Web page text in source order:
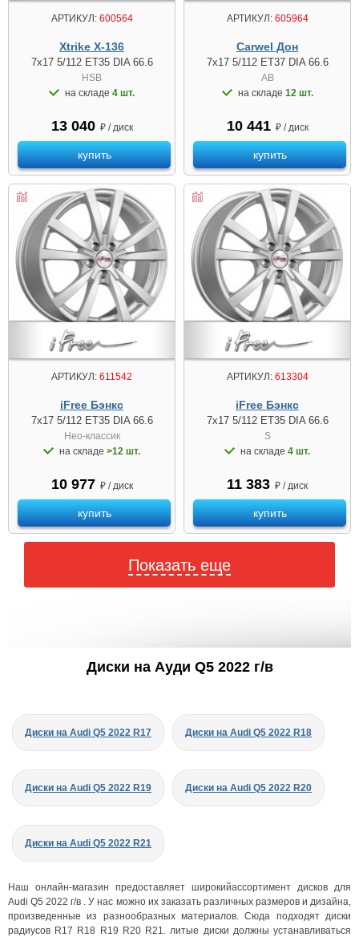
АРТИКУЛ:600564
Xtrike X-136
7x17 5/112 ET35 DIA 66.6
HSB
на складе 4 шт.
13 040 ₽ / диск
купить
АРТИКУЛ:605964
Carwel Дон
7x17 5/112 ET37 DIA 66.6
AB
на складе 12 шт.
10 441 ₽ / диск
купить
АРТИКУЛ: 611542
iFree Бэнкс
7x17 5/112 ET35 DIA 66.6
Нео-классик
на складе >12 шт.
10 977 ₽ / диск
купить
АРТИКУЛ:613304
iFree Бэнкс
7x17 5/112 ET35 DIA 66.6
S
на складе 4 шт.
11 383 ₽ / диск
купить
Показать еще
Диски на Ауди Q5 2022 г/в
Диски на Audi Q5 2022 R17 Диски на Audi Q5 2022 R18
Диски на Audi Q5 2022 R19 Диски на Audi Q5 2022 R20
Диски на Audi Q5 2022 R21
Наш онлайн-магазин предоставляет широкийассортимент дисков для
Audi Q5 2022 г/в . У нас можно их заказать различных размеров и дизайна,
произведенные из разнообразных материалов. Сюда подходят диски
радиусов R17 R18 R19 R20 R21. литые диски должны устанавливаться